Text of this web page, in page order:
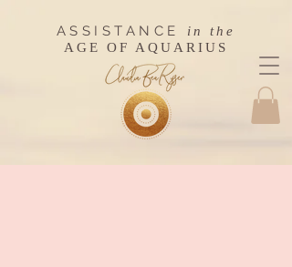
ASSISTANCE
in the
AGE OF AQUARIUS